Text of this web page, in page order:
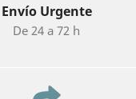
Envío Urgente
De 24 a 72 h